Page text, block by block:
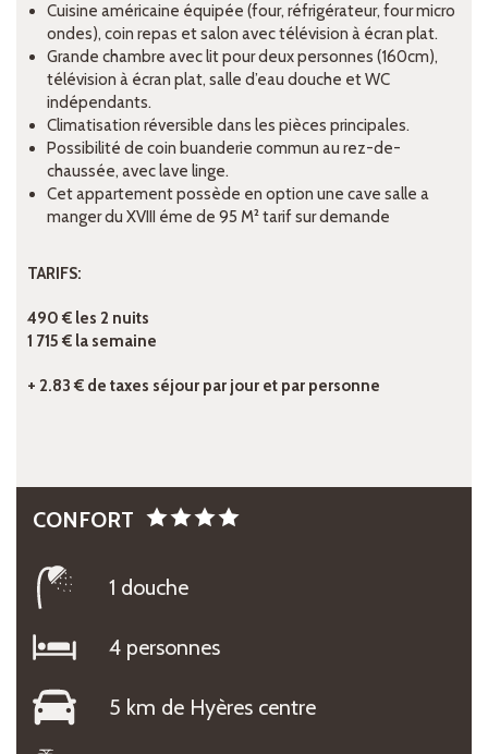
Cuisine américaine équipée (four, réfrigérateur, four micro
ondes), coin repas et salon avec télévision à écran plat.
Grande chambre avec lit pour deux personnes (160cm),
télévision à écran plat, salle d’eau douche et WC
indépendants.
Climatisation réversible dans les pièces principales.
Possibilité de coin buanderie commun au rez-de-
chaussée, avec lave linge.
Cet appartement possède en option une cave salle a
manger du XVIII éme de 95 M² tarif sur demande
TARIFS:
490 € les 2 nuits
1 715 € la semaine
+ 2.83 € de taxes séjour par jour et par personne
CONFORT
1 douche
4 personnes
5 km de Hyères centre